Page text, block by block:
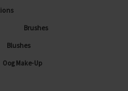
Brushes
Blushes
Oog Make-Up